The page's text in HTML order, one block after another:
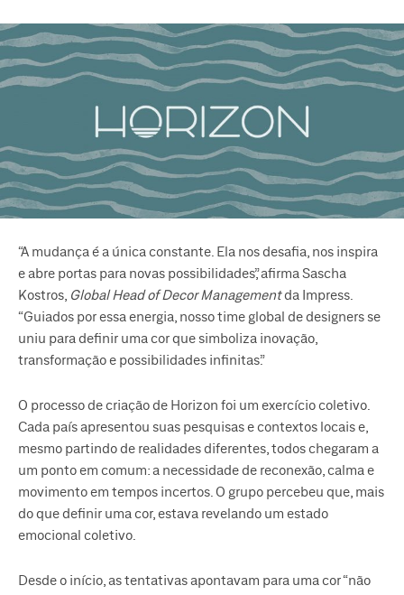
“A mudança é a única constante. Ela nos desafia, nos inspira
e abre portas para novas possibilidades”, afirma Sascha
Kostros, Global Head of Decor Managementda Impress.
“Guiados por essa energia, nosso time global de designers se
uniu para definir uma cor que simboliza inovação,
transformação e possibilidades infinitas.”
O processo de criação de Horizon foi um exercício coletivo.
Cada país apresentou suas pesquisas e contextos locais e,
mesmo partindo de realidades diferentes, todos chegaram a
um ponto em comum: a necessidade de reconexão, calma e
movimento em tempos incertos. O grupo percebeu que, mais
do que definir uma cor, estava revelando um estado
emocional coletivo.
Desde o início, as tentativas apontavam para uma cor “não